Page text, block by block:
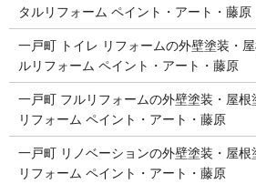
タルリフォーム ペイント・アート・藤原
一戸町 トイレ リフォームの外壁塗装・
ルリフォーム ペイント・アート・藤原
一戸町 フルリフォームの外壁塗装・屋
リフォーム ペイント・アート・藤原
一戸町 リノベーションの外壁塗装・屋
リフォーム ペイント・アート・藤原